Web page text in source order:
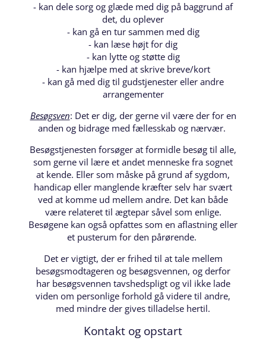
- kan dele sorg og glæde med dig på baggrund af
det, du oplever
- kan gå en tur sammen med dig
- kan læse højt for dig
- kan lytte og støtte dig
- kan hjælpe med at skrive breve/kort
- kan gå med dig til gudstjenester eller andre
arrangementer
Besøgsven: Det er dig, der gerne vil være der for en
anden og bidrage med fællesskab og nærvær.
Besøgstjenesten forsøger at formidle besøg til alle,
som gerne vil lære et andet menneske fra sognet
at kende. Eller som måske på grund af sygdom,
handicap eller manglende kræfter selv har svært
ved at komme ud mellem andre. Det kan både
være relateret til ægtepar såvel som enlige.
Besøgene kan også opfattes som en aflastning eller
et pusterum for den pårørende.
Det er vigtigt, der er frihed til at tale mellem
besøgsmodtageren og besøgsvennen, og derfor
har besøgsvennen tavshedspligt og vil ikke lade
viden om personlige forhold gå videre til andre,
med mindre der gives tilladelse hertil.
Kontakt og opstart